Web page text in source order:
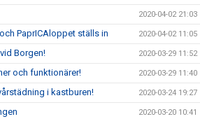
2020-04-02 21:03
PaprICAloppet ställs in 2020-04-02 11:05
Borgen! 2020-03-29 11:52
och funktionärer! 2020-03-29 11:40
i kastburen! 2020-03-24 19:27
2020-03-20 10:41